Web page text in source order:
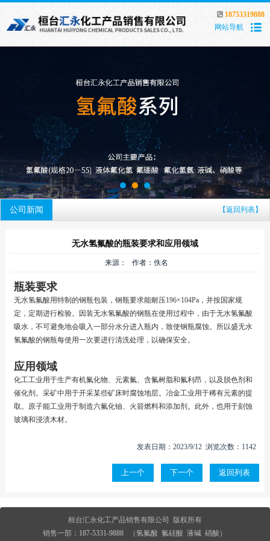
18753319888
网站导航
公司新闻 【返回列表】
无水氢氟酸的瓶装要求和应用领域
来源： 作者：佚名
瓶装要求
无水氢氟酸用特制的钢瓶包装，钢瓶要求能耐压196×104Pa，并按国家规
定，定期进行检验。因装无水氢氟酸的钢瓶在使用过程中，由于无水氢氟酸
吸水，不可避免地会吸入一部分水分进入瓶内，致使钢瓶腐蚀。所以盛无水
氢氟酸的钢瓶每使用一次要进行清洗处理，以确保安全。
应用领域
化工工业用于生产有机氟化物、元素氟、含氟树脂和氟利昂，以及脱色剂和
催化剂。采矿中用于开采某些矿床时腐蚀地层。冶金工业用于稀有元素的提
取。原子能工业用于制造六氟化铀、火箭燃料和添加剂。此外，也用于刻蚀
玻璃和浸渍木材。
发表日期：2023/9/12 浏览次数：1142
上一个 下一个 返回列表
桓台汇永化工产品销售有限公司 版权所有
销售一部： 187-5331-9888 （氢氟酸 氟硅酸 液碱 硝酸）